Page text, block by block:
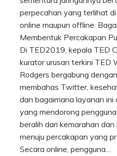
perpecahan yang terlihat di
online maupun offline.
Membentuk Percakapan
Di TED2019, kepala TED
kurator urusan terkini TED
Rodgers bergabung
membahas Twitter,
dan bagaimana layanan
yang mendorong
beralih dari kemarahan
menuju percakapan yang
Secara online, pengguna…